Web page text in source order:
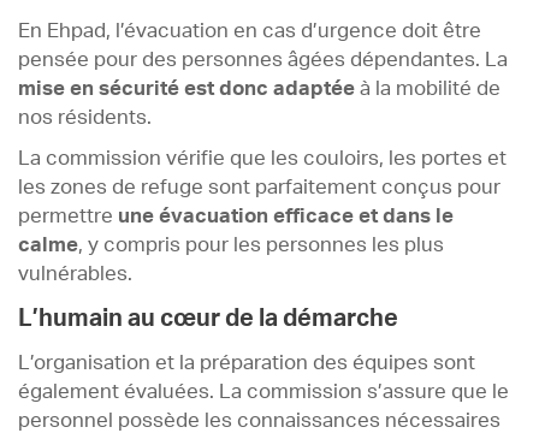
En Ehpad, l’évacuation en cas d’urgence doit être
pensée pour des personnes âgées dépendantes. La
mise en sécurité est donc adaptée à la mobilité de
nos résidents.
La commission vérifie que les couloirs, les portes et
les zones de refuge sont parfaitement conçus pour
permettre une évacuation efficace et dans le
calme, y compris pour les personnes les plus
vulnérables.
L’humain au cœur de la démarche
L’organisation et la préparation des équipes sont
également évaluées. La commission s’assure que le
personnel possède les connaissances nécessaires